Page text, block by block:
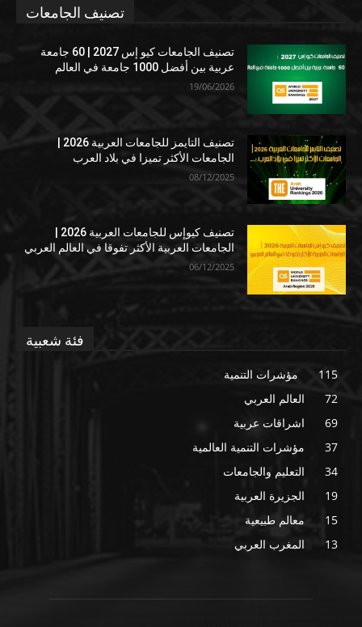
تصنيف الجامعات
تصنيف الجامعات كيو إس 2027 | 60 جامعة
عربية بين أفضل 1000 جامعة في العالم
19/06/2026
تصنيف التايمز للجامعات العربية 2026 |
الجامعات الأكثر تميزا في بلاد العرب
08/12/2025
الجامعات العربية الأكثر تفوقا في العالم العربي
06/12/2025
فئة شعبية
مؤشرات التنمية
115
العالم العربي
72
اشراقات عربية
69
مؤشرات التنمية العالمية
37
التعليم والجامعات
34
الجزيرة العربية
19
معالم طبيعية
15
المغرب العربي
13